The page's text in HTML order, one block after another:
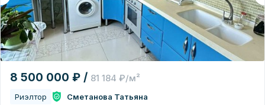
8 500 000 ₽ / 81 184 ₽/м²
Риэлтор Сметанова Татьяна